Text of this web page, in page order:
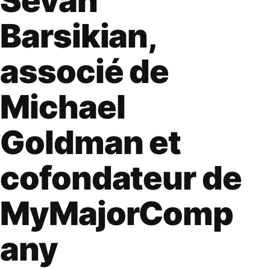
Barsikian,
associé de
Michael
Goldman et
cofondateur de
MyMajorComp
any